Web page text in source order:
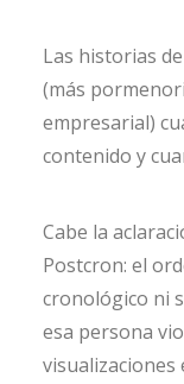
Las historias
(más
empresarial)
contenido y
Cabe la
Postcron: el
cronológico ni
esa persona
visualizaciones